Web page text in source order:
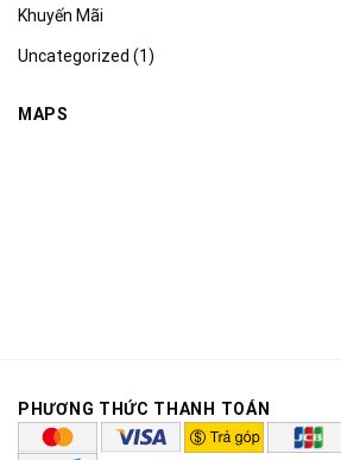
Khuyến Mãi
Uncategorized (1)
MAPS
PHƯƠNG THỨC THANH TOÁN